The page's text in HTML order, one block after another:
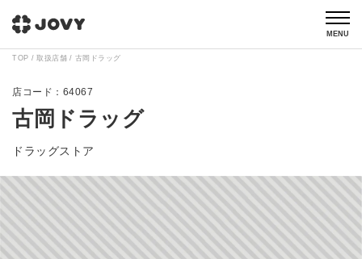
MENU
TOP 取扱店舗 古岡ドラッグ
64067
古岡ドラッグ
ドラッグストア